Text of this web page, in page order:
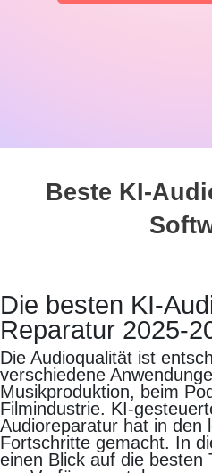
Beste KI-
Die besten KI-
Reparatur 2025-
Die Audioqualität ist
verschiedene
Musikproduktion, beim
Filmindustrie. KI-
Audioreparatur hat in den
Fortschritte gemacht. In
einen Blick auf die besten